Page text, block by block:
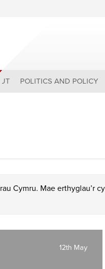
POLITICS AND POLICY
Cymru. Mae erthyglau’r
12th May